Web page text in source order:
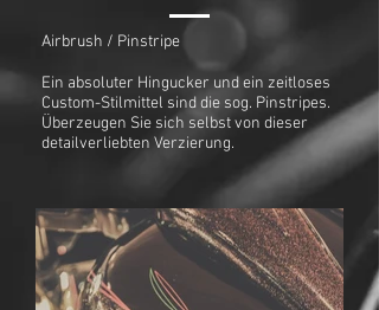
Airbrush / Pinstripe
Ein absoluter Hingucker und ein zeitloses
Custom-Stilmittel sind die sog. Pinstripes.
Überzeugen Sie sich selbst von dieser
detailverliebten Verzierung.